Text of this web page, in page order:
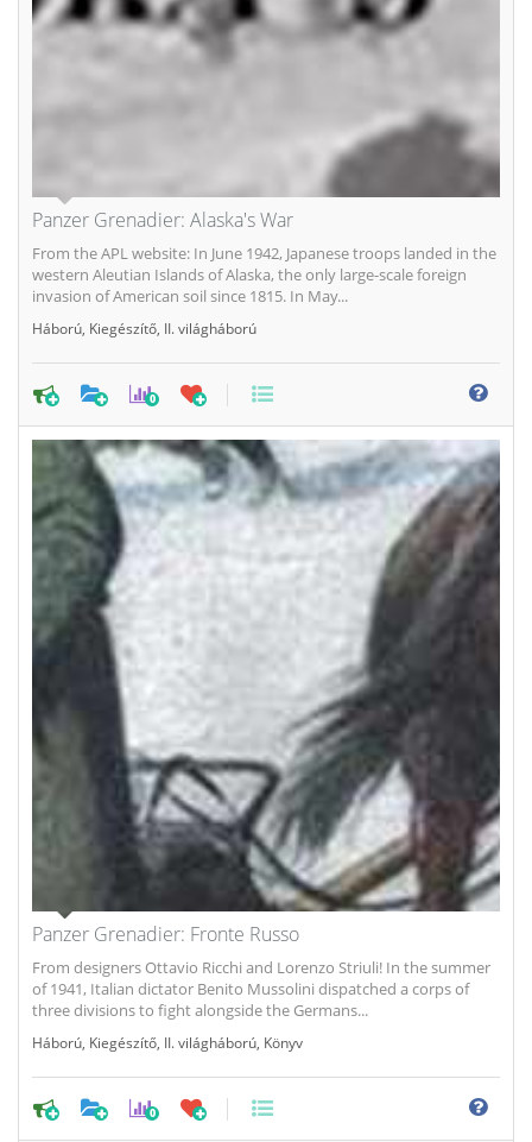
Panzer Grenadier: Alaska's War
From the APL website: In June 1942, Japanese troops landed in the
western Aleutian Islands of Alaska, the only large-scale foreign
invasion of American soil since 1815. In May...
Háború Kiegészítő II. világháború
0
Panzer Grenadier: Fronte Russo
From designers Ottavio Ricchi and Lorenzo Striuli! In the summer
of 1941, Italian dictator Benito Mussolini dispatched a corps of
three divisions to fight alongside the Germans...
Háború Kiegészítő II. világháború Könyv
0